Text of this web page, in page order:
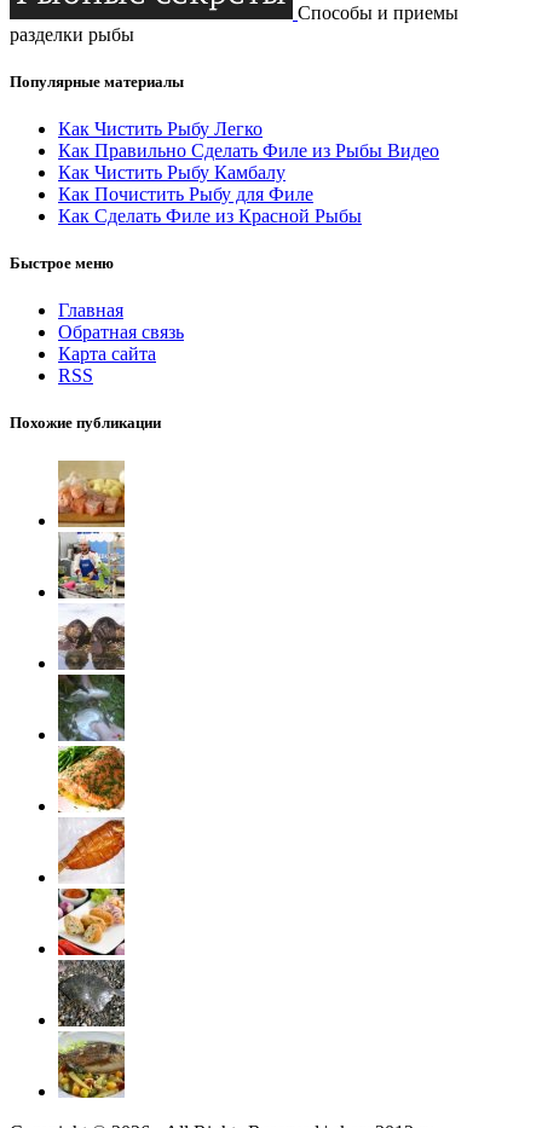
Способы и приемы
разделки рыбы
Популярные материалы
Как Чистить Рыбу Легко
Как Правильно Сделать Филе из Рыбы Видео
Как Чистить Рыбу Камбалу
Как Почистить Рыбу для Филе
Как Сделать Филе из Красной Рыбы
Быстрое меню
Главная
Обратная связь
Карта сайта
RSS
Похожие публикации